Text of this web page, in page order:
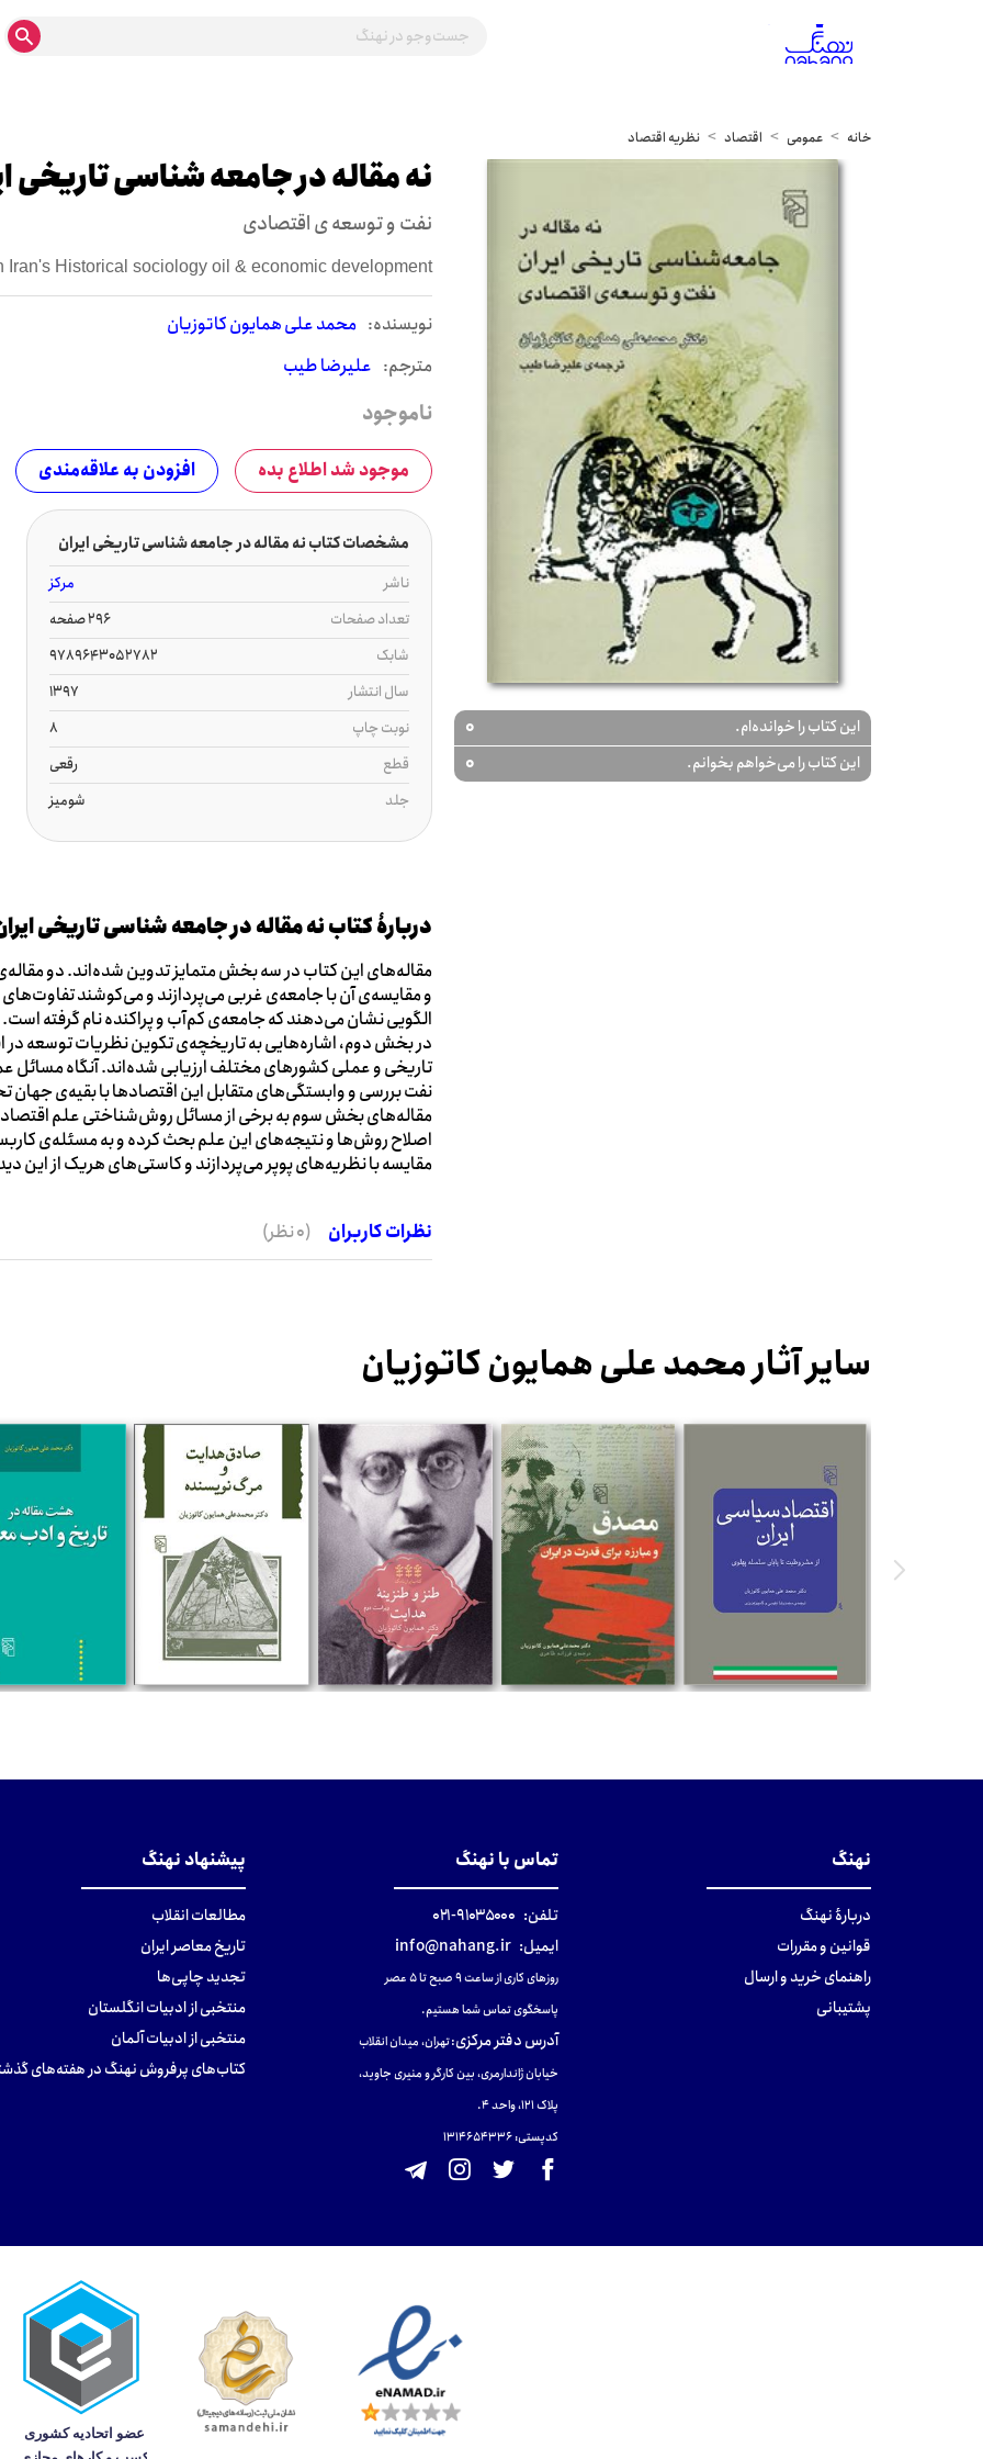
خانه عمومی اقتصاد نظریه اقتصاد
این کتاب را خوانده‌ام. 0
این کتاب را می‌خواهم بخوانم. 0
نه مقاله در جامعه شناسی تاریخی
نفت و توسعه ی اقتصادی
Iran's Historical sociology oil & economic development
نويسنده: محمد علی همایون کاتوزیان
مترجم: علیرضا طیب
ناموجود
موجود شد اطلاع بده افزودن به علاقه‌مندی
مشخصات کتاب نه مقاله در جامعه شناسی تاریخی ایران
ناشر
مرکز
تعداد صفحات
296 صفحه
شابک
9789643052782
سال انتشار
1397
نوبت چاپ
8
قطع
رقعی
جلد
شومیز
دربارۀ کتاب نه مقاله در جامعه شناسی تاریخی
مقاله‌های این کتاب در سه بخش متمایز تدوین شده‌اند. دو
و مقایسه‌ی آن با جامعه‌ی غربی می‌پردازند و می‌کوشند تفاوت‌های
الگویی نشان می‌دهند که جامعه‌ی کم‌آب و پراکنده نام گرفته است.
در بخش دوم، اشاره‌هایی به تاریخچه‌ی تکوین نظریات توسعه
تاریخی و عملی کشورهای مختلف ارزیابی شده‌اند. آنگاه
نفت بررسی و وابستگی‌های متقابل این اقتصادها با بقیه‌ی
مقاله‌های بخش سوم به برخی از مسائل روش‌شناختی علم اقتصاد
اصلاح روش‌ها و نتیجه‌های این علم بحث کرده و به مسئله‌ی
مقایسه‌ با نظریه‌های پوپر می‌پردازند و کاستی‌های هریک از این
نظرات کاربران (0 نظر)
سایر آثار محمد علی همایون کاتوزیان
نهنگ
دربارهٔ نهنگ
قوانین و مقررات
راهنمای خرید و ارسال
پشتیبانی
تماس با نهنگ
تلفن: ۹۱۰۳۵۰۰۰-۰۲۱
ایمیل: info@nahang.ir
روزهای کاری از ساعت ۹ صبح تا ۵ عصر
پاسخگوی تماس شما هستیم.
آدرس دفتر مرکزی:تهران، میدان انقلاب
خیابان ژاندارمری، بین کارگر و منیری جاوید،
پلاک 121، واحد ۴.
کدپستی: 131465433۶
پیشنهاد نهنگ
مطالعات انقلاب
تاریخ معاصر ایران
تجدید چاپی‌ها
منتخبی از ادبیات انگلستان
منتخبی از ادبیات آلمان
کتاب‌های پرفروش نهنگ در هفته‌های